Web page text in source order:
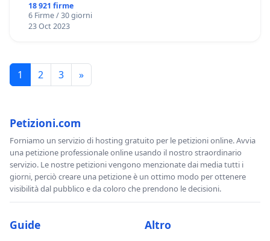
18 921 firme
6 Firme / 30 giorni
23 Oct 2023
1 2 3 »
Petizioni.com
Forniamo un servizio di hosting gratuito per le petizioni online. Avvia
una petizione professionale online usando il nostro straordinario
servizio. Le nostre petizioni vengono menzionate dai media tutti i
giorni, perciò creare una petizione è un ottimo modo per ottenere
visibilità dal pubblico e da coloro che prendono le decisioni.
Guide Altro